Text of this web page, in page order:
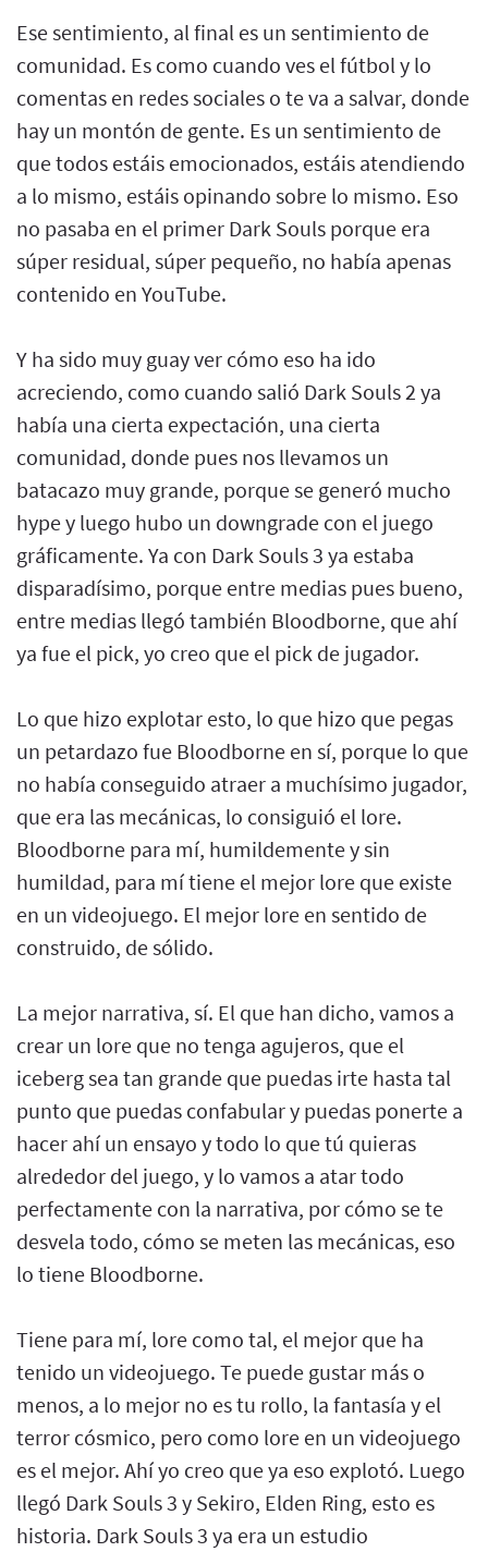
Ese sentimiento, al final es un sentimiento de
comunidad. Es como cuando ves el fútbol y lo
comentas en redes sociales o te va a salvar, donde
hay un montón de gente. Es un sentimiento de
que todos estáis emocionados, estáis atendiendo
a lo mismo, estáis opinando sobre lo mismo. Eso
no pasaba en el primer Dark Souls porque era
súper residual, súper pequeño, no había apenas
contenido en YouTube.
Y ha sido muy guay ver cómo eso ha ido
acreciendo, como cuando salió Dark Souls 2 ya
había una cierta expectación, una cierta
comunidad, donde pues nos llevamos un
batacazo muy grande, porque se generó mucho
hype y luego hubo un downgrade con el juego
gráficamente. Ya con Dark Souls 3 ya estaba
disparadísimo, porque entre medias pues bueno,
entre medias llegó también Bloodborne, que ahí
ya fue el pick, yo creo que el pick de jugador.
Lo que hizo explotar esto, lo que hizo que pegas
un petardazo fue Bloodborne en sí, porque lo que
no había conseguido atraer a muchísimo jugador,
que era las mecánicas, lo consiguió el lore.
Bloodborne para mí, humildemente y sin
humildad, para mí tiene el mejor lore que existe
en un videojuego. El mejor lore en sentido de
construido, de sólido.
La mejor narrativa, sí. El que han dicho, vamos a
crear un lore que no tenga agujeros, que el
iceberg sea tan grande que puedas irte hasta tal
punto que puedas confabular y puedas ponerte a
hacer ahí un ensayo y todo lo que tú quieras
alrededor del juego, y lo vamos a atar todo
perfectamente con la narrativa, por cómo se te
desvela todo, cómo se meten las mecánicas, eso
lo tiene Bloodborne.
Tiene para mí, lore como tal, el mejor que ha
tenido un videojuego. Te puede gustar más o
menos, a lo mejor no es tu rollo, la fantasía y el
terror cósmico, pero como lore en un videojuego
es el mejor. Ahí yo creo que ya eso explotó. Luego
llegó Dark Souls 3 y Sekiro, Elden Ring, esto es
historia. Dark Souls 3 ya era un estudio